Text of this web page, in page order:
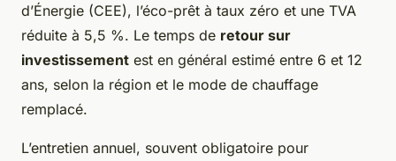
d’Énergie (CEE), l’éco-prêt à taux zéro et une TVA
réduite à 5,5 %. Le temps de retour sur
investissement est en général estimé entre 6 et 12
ans, selon la région et le mode de chauffage
remplacé.
L’entretien annuel, souvent obligatoire pour